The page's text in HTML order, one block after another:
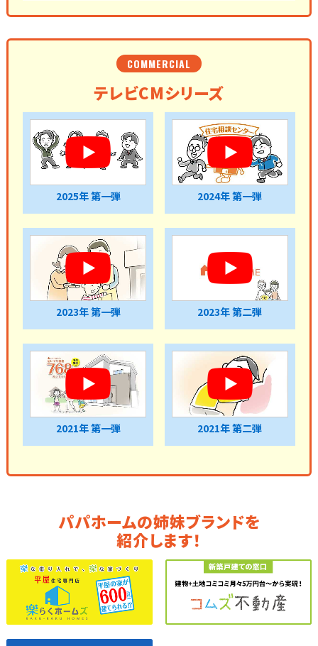
テレビCMシリーズ
COMMERCIAL
2025年 第一弾 2024年 第一弾
2023年 第一弾 2023年 第二弾
2021年 第一弾 2021年 第二弾
パパホームの姉妹ブランドを
紹介します！